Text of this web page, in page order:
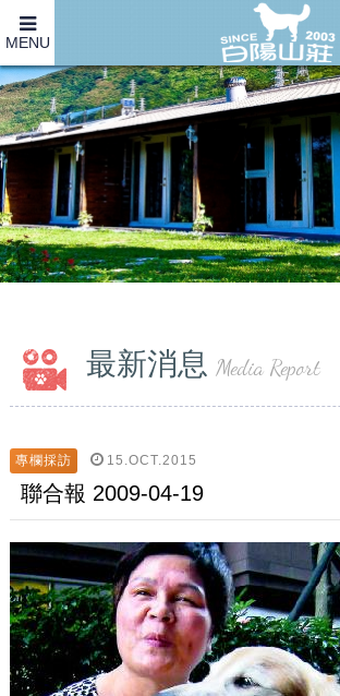
MENU
最新消息 Media Report
專欄採訪
15.OCT.2015
聯合報 2009-04-19